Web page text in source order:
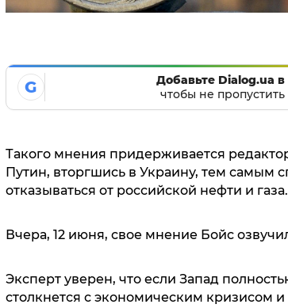
G
Добавьте Dialog.ua в
чтобы не пропустить
Такого мнения придерживается
Путин, вторгшись в Украину, тем самым
отказываться от российской нефти и газа.
Вчера, 12 июня, свое мнение Бойс
Эксперт уверен, что если Запад
столкнется с экономическим кризисом